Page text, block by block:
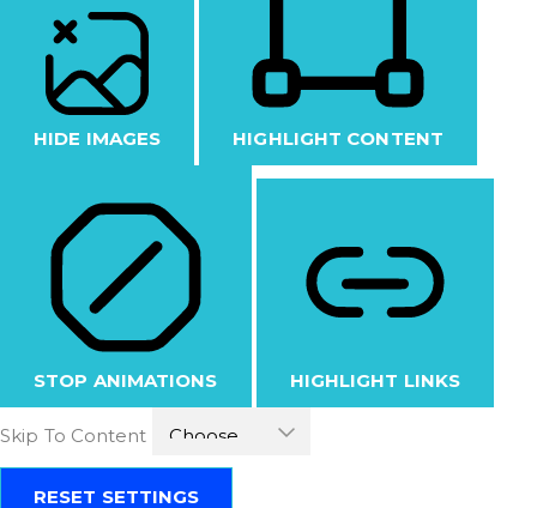
HIDE IMAGES HIGHLIGHT CONTENT
STOP ANIMATIONS HIGHLIGHT LINKS
Skip To Content
RESET SETTINGS